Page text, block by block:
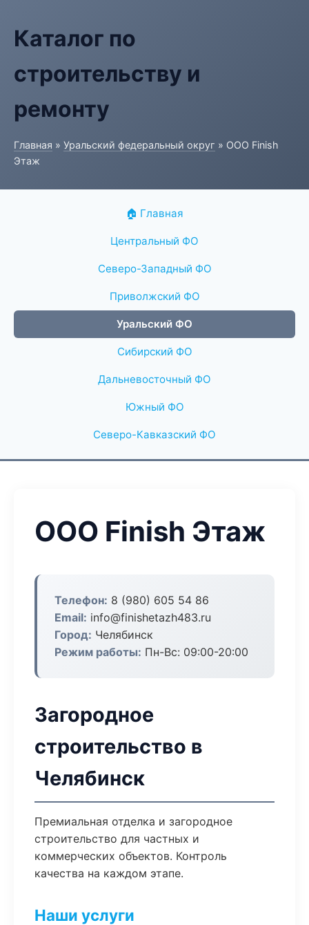
Каталог по
строительству и
ремонту
Главная » Уральский федеральный округ » ООО Finish
Этаж
🏠 Главная
Центральный ФО
Северо-Западный ФО
Приволжский ФО
Уральский ФО
Сибирский ФО
Дальневосточный ФО
Южный ФО
Северо-Кавказский ФО
ООО Finish Этаж
Телефон: 8 (980) 605 54 86
Email: info@finishetazh483.ru
Город: Челябинск
Режим работы: Пн-Вс: 09:00-20:00
Загородное
строительство в
Челябинск
Премиальная отделка и загородное
строительство для частных и
коммерческих объектов. Контроль
качества на каждом этапе.
Наши услуги